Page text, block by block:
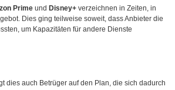
Prime und Disney+ verzeichnen in Zeiten, in
Dies ging teilweise soweit, dass Anbieter die
um Kapazitäten für andere Dienste
dies auch Betrüger auf den Plan, die sich dadurch